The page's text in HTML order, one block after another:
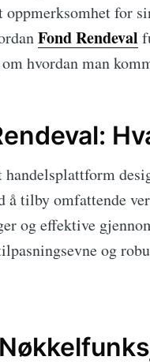
for
Fond Rendeval
hvordan man
handelsplattform
å tilby omfattende
og effektive
og